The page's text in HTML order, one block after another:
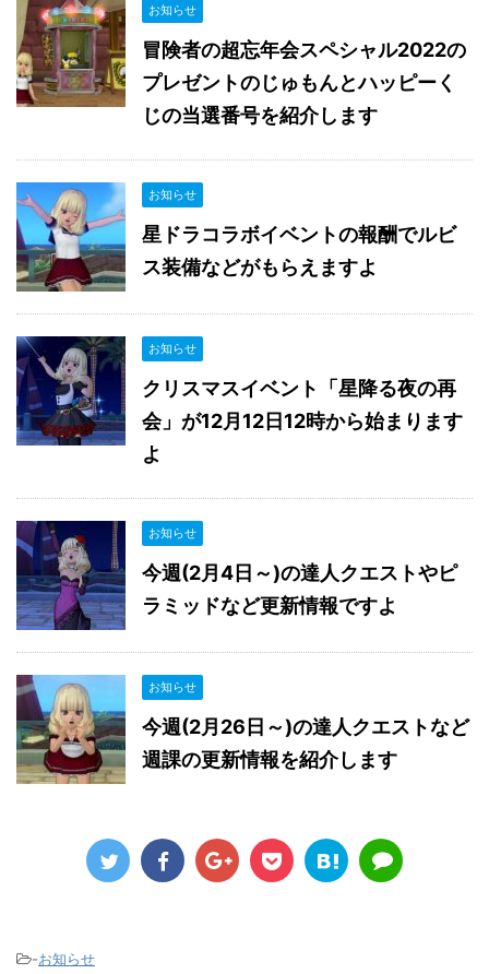
お知らせ
冒険者の超忘年会スペシャル2022の
プレゼントのじゅもんとハッピーく
じの当選番号を紹介します
お知らせ
星ドラコラボイベントの報酬でルビ
ス装備などがもらえますよ
お知らせ
クリスマスイベント「星降る夜の再
会」が12月12日12時から始まります
よ
お知らせ
今週(2月4日～)の達人クエストやピ
ラミッドなど更新情報ですよ
お知らせ
今週(2月26日～)の達人クエストなど
週課の更新情報を紹介します
-お知らせ